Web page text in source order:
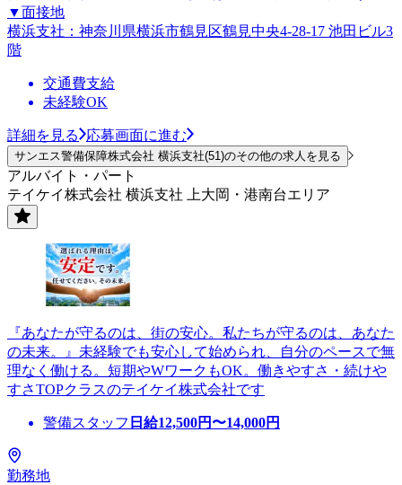
▼面接地
横浜支社：神奈川県横浜市鶴見区鶴見中央4-28-17 池田ビル3
階
交通費支給
未経験OK
詳細を見る 応募画面に進む
サンエス警備保障株式会社 横浜支社(51)のその他の求人を見る
アルバイト・パート
テイケイ株式会社 横浜支社 上大岡・港南台エリア
『あなたが守るのは、街の安心。私たちが守るのは、あなた
の未来。』未経験でも安心して始められ、自分のペースで無
理なく働ける。短期やWワークもOK。働きやすさ・続けや
すさTOPクラスのテイケイ株式会社です
警備スタッフ 日給12,500円〜14,000円
勤務地